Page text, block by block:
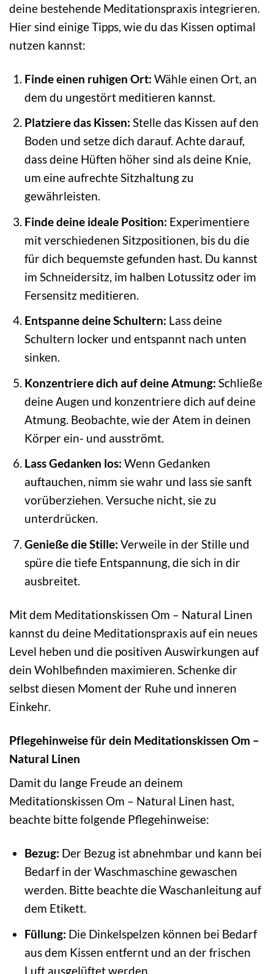
deine bestehende Meditationspraxis integrieren.
Hier sind einige Tipps, wie du das Kissen optimal
nutzen kannst:
Finde einen ruhigen Ort: Wähle einen Ort, an
dem du ungestört meditieren kannst.
Platziere das Kissen: Stelle das Kissen auf den
Boden und setze dich darauf. Achte darauf,
dass deine Hüften höher sind als deine Knie,
um eine aufrechte Sitzhaltung zu
gewährleisten.
Finde deine ideale Position: Experimentiere
mit verschiedenen Sitzpositionen, bis du die
für dich bequemste gefunden hast. Du kannst
im Schneidersitz, im halben Lotussitz oder im
Fersensitz meditieren.
Entspanne deine Schultern: Lass deine
Schultern locker und entspannt nach unten
sinken.
Konzentriere dich auf deine Atmung: Schließe
deine Augen und konzentriere dich auf deine
Atmung. Beobachte, wie der Atem in deinen
Körper ein- und ausströmt.
Lass Gedanken los: Wenn Gedanken
auftauchen, nimm sie wahr und lass sie sanft
vorüberziehen. Versuche nicht, sie zu
unterdrücken.
Genieße die Stille: Verweile in der Stille und
spüre die tiefe Entspannung, die sich in dir
ausbreitet.
Mit dem Meditationskissen Om – Natural Linen
kannst du deine Meditationspraxis auf ein neues
Level heben und die positiven Auswirkungen auf
dein Wohlbefinden maximieren. Schenke dir
selbst diesen Moment der Ruhe und inneren
Einkehr.
Pflegehinweise für dein Meditationskissen Om –
Natural Linen
Damit du lange Freude an deinem
Meditationskissen Om – Natural Linen hast,
beachte bitte folgende Pflegehinweise:
Bezug: Der Bezug ist abnehmbar und kann bei
Bedarf in der Waschmaschine gewaschen
werden. Bitte beachte die Waschanleitung auf
dem Etikett.
Füllung: Die Dinkelspelzen können bei Bedarf
aus dem Kissen entfernt und an der frischen
Luft ausgelüftet werden.